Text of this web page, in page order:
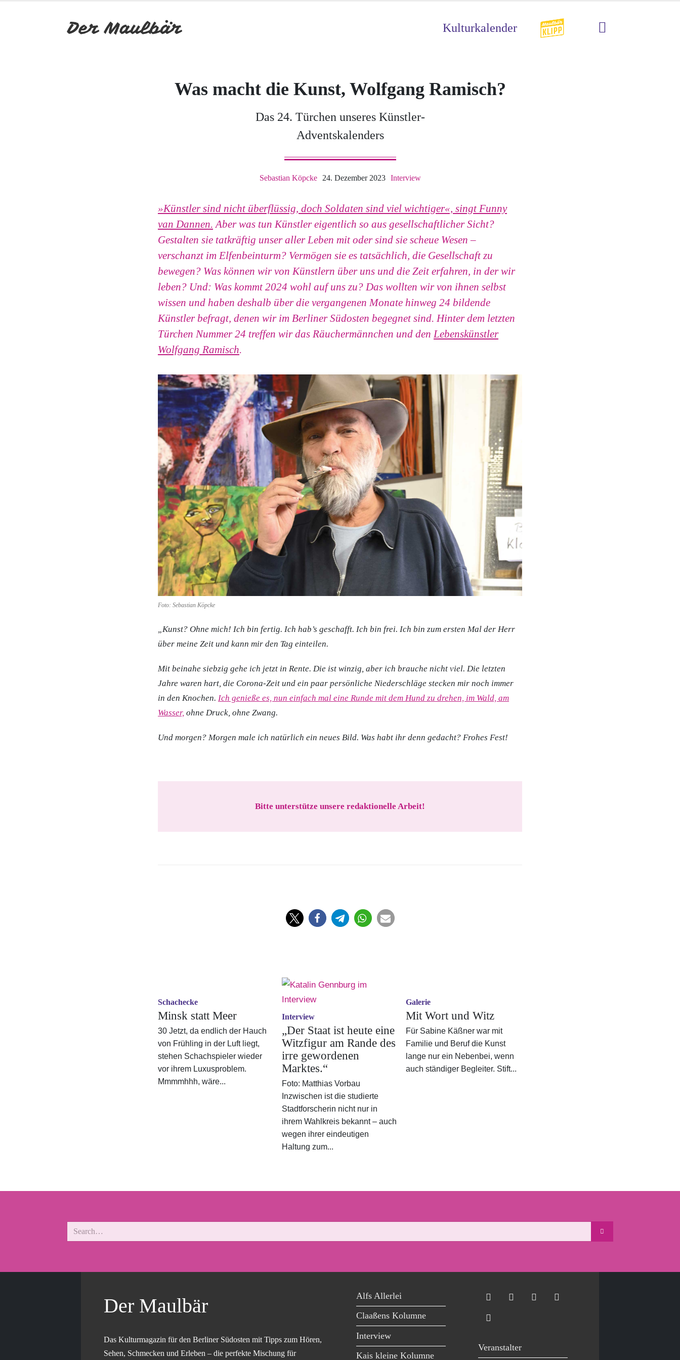
Kulturkalender
Was macht die Kunst, Wolfgang Ramisch?
Das 24. Türchen unseres Künstler-
Adventskalenders
Sebastian Köpcke 24. Dezember 2023 Interview
»Künstler sind nicht überflüssig, doch Soldaten sind viel wichtiger«, singt Funny
van Dannen. Aber was tun Künstler eigentlich so aus gesellschaftlicher Sicht?
Gestalten sie tatkräftig unser aller Leben mit oder sind sie scheue Wesen –
verschanzt im Elfenbeinturm? Vermögen sie es tatsächlich, die Gesellschaft zu
bewegen? Was können wir von Künstlern über uns und die Zeit erfahren, in der wir
leben? Und: Was kommt 2024 wohl auf uns zu? Das wollten wir von ihnen selbst
wissen und haben deshalb über die vergangenen Monate hinweg 24 bildende
Künstler befragt, denen wir im Berliner Südosten begegnet sind. Hinter dem letzten
Türchen Nummer 24 treffen wir das Räuchermännchen und denLebenskünstler
Wolfgang Ramisch.
Foto: Sebastian Köpcke
„Kunst? Ohne mich! Ich bin fertig. Ich hab’s geschafft. Ich bin frei. Ich bin zum ersten Mal der Herr
über meine Zeit und kann mir den Tag einteilen.
Mit beinahe siebzig gehe ich jetzt in Rente. Die ist winzig, aber ich brauche nicht viel. Die letzten
Jahre waren hart, die Corona-Zeit und ein paar persönliche Niederschläge stecken mir noch immer
in den Knochen. Ich genieße es, nun einfach mal eine Runde mit dem Hund zu drehen, im Wald, am
Wasser, ohne Druck, ohne Zwang.
Und morgen? Morgen male ich natürlich ein neues Bild. Was habt ihr denn gedacht? Frohes Fest!
Bitte unterstütze unsere redaktionelle Arbeit!
Schachecke
Minsk statt Meer
30 Jetzt, da endlich der Hauch
von Frühling in der Luft liegt,
stehen Schachspieler wieder
vor ihrem Luxusproblem.
Mmmmhhh, wäre...
Interview
„Der Staat ist heute eine
Witzfigur am Rande des
irre gewordenen
Marktes.“
Foto: Matthias Vorbau
Inzwischen ist die studierte
Stadtforscherin nicht nur in
ihrem Wahlkreis bekannt – auch
wegen ihrer eindeutigen
Haltung zum...
Galerie
Mit Wort und Witz
Für Sabine Käßner war mit
Familie und Beruf die Kunst
lange nur ein Nebenbei, wenn
auch ständiger Begleiter. Stift...
Der Maulbär
Das Kulturmagazin für den Berliner Südosten mit Tipps zum Hören,
Sehen, Schmecken und Erleben – die perfekte Mischung für
Alfs Allerlei
Claaßens Kolumne
Interview
Kais kleine Kolumne
Veranstalter